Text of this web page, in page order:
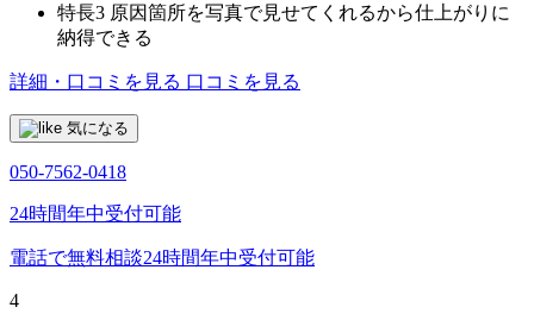
特長3 原因箇所を写真で見せてくれるから仕上がりに
納得できる
詳細・口コミを見る 口コミを見る
気になる
050-7562-0418
24時間年中受付可能
電話で無料相談24時間年中受付可能
4